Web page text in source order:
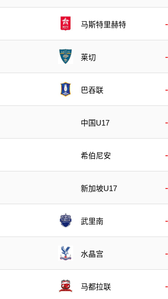
马斯特里赫特 -
莱切 -
巴吞联 -
中国U17 -
希伯尼安 -
新加坡U17 -
武里南 -
水晶宫 -
马都拉联 -